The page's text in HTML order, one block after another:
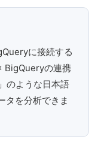
に接続する
BigQueryの連携
のような日本語
タを分析できま